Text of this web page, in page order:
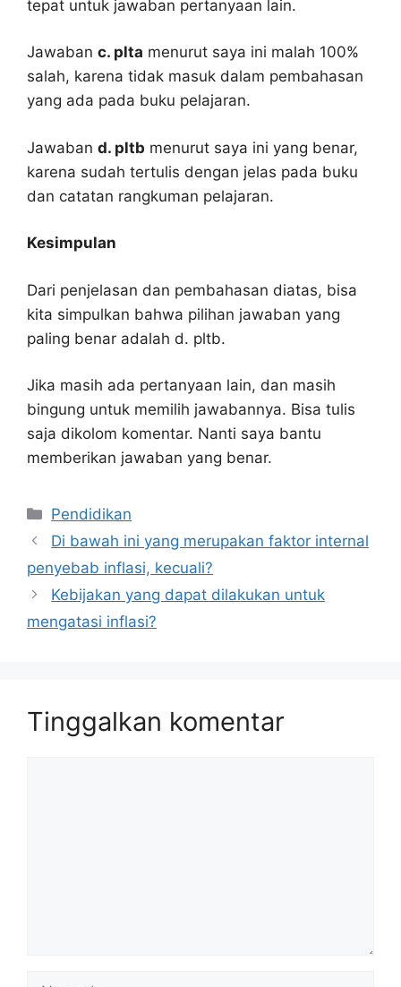
tepat untuk jawaban pertanyaan lain.
Jawaban c. plta menurut saya ini malah 100%
salah, karena tidak masuk dalam pembahasan
yang ada pada buku pelajaran.
Jawaban d. pltb menurut saya ini yang benar,
karena sudah tertulis dengan jelas pada buku
dan catatan rangkuman pelajaran.
Kesimpulan
Dari penjelasan dan pembahasan diatas, bisa
kita simpulkan bahwa pilihan jawaban yang
paling benar adalah d. pltb.
Jika masih ada pertanyaan lain, dan masih
bingung untuk memilih jawabannya. Bisa tulis
saja dikolom komentar. Nanti saya bantu
memberikan jawaban yang benar.
Kategori
Pendidikan
Di bawah ini yang merupakan faktor internal
penyebab inflasi, kecuali?
Kebijakan yang dapat dilakukan untuk
mengatasi inflasi?
Tinggalkan komentar
Nama